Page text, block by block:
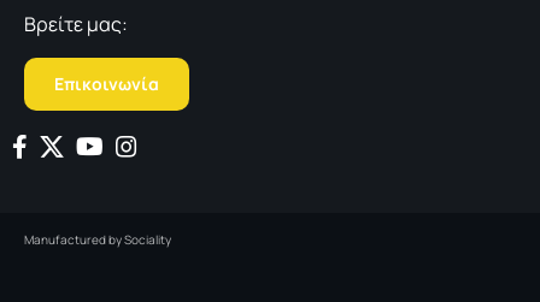
Βρείτε μας:
Επικοινωνία
Manufactured bySociality